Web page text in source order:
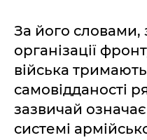
За його словами,
організації
війська
самовідданості
зазвичай
системі